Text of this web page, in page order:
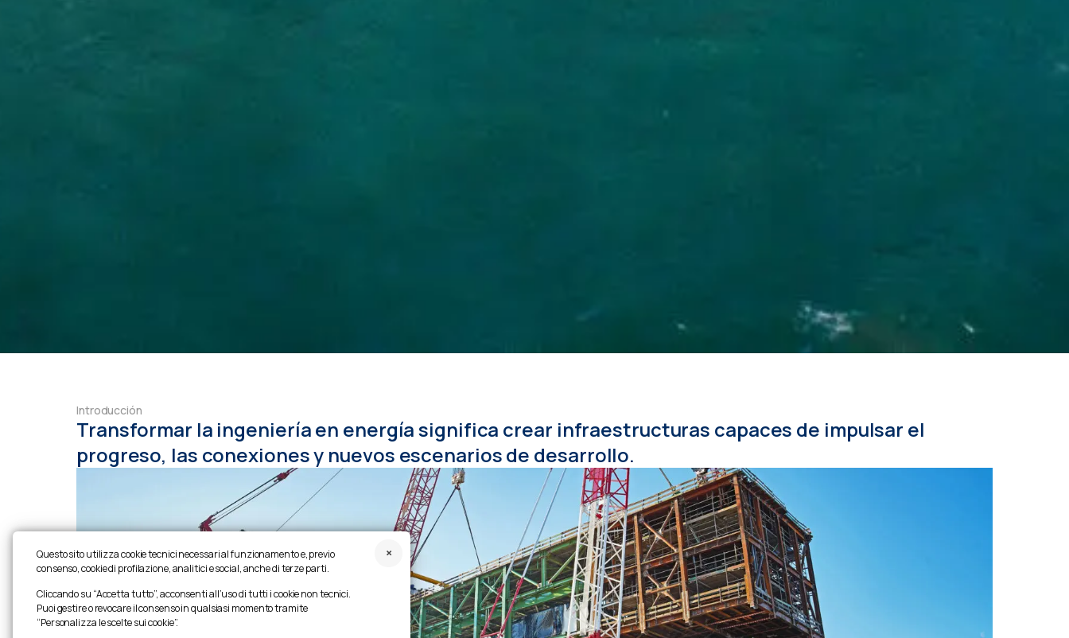
Introducción
Transformar la ingeniería en energía significa crear infraestructuras capaces de impulsar el
progreso, las conexiones y nuevos escenarios de desarrollo.
Questo sito utilizza cookie tecnici necessari al funzionamento e, previo
consenso, cookie di profilazione, analitici e social, anche di terze parti.
Cliccando su “Accetta tutto”, acconsenti all’uso di tutti i cookie non tecnici.
Puoi gestire o revocare il consenso in qualsiasi momento tramite
“Personalizza le scelte sui cookie”.